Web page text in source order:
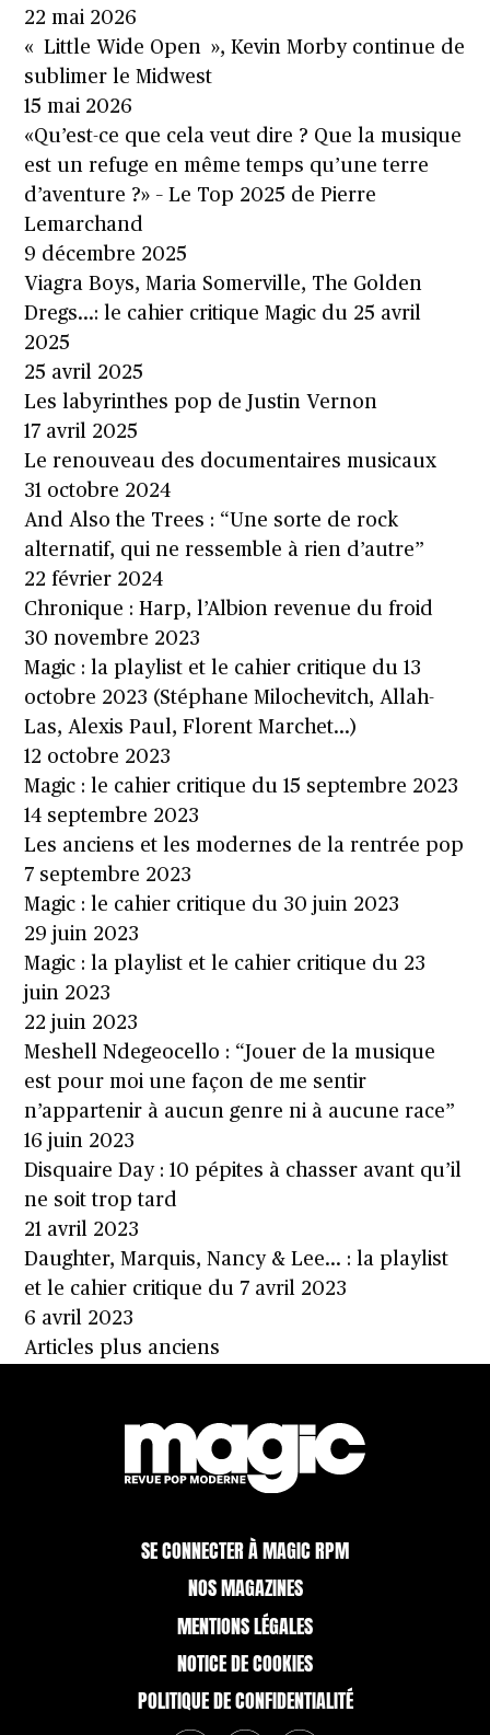
22 mai 2026
« Little Wide Open », Kevin Morby continue de
sublimer le Midwest
15 mai 2026
«Qu’est-ce que cela veut dire ? Que la musique
est un refuge en même temps qu’une terre
d’aventure ?» – Le Top 2025 de Pierre
Lemarchand
9 décembre 2025
Viagra Boys, Maria Somerville, The Golden
Dregs…: le cahier critique Magic du 25 avril
2025
25 avril 2025
Les labyrinthes pop de Justin Vernon
17 avril 2025
Le renouveau des documentaires musicaux
31 octobre 2024
And Also the Trees : “Une sorte de rock
alternatif, qui ne ressemble à rien d’autre”
22 février 2024
Chronique : Harp, l’Albion revenue du froid
30 novembre 2023
Magic : la playlist et le cahier critique du 13
octobre 2023 (Stéphane Milochevitch, Allah-
Las, Alexis Paul, Florent Marchet…)
12 octobre 2023
Magic : le cahier critique du 15 septembre 2023
14 septembre 2023
Les anciens et les modernes de la rentrée pop
7 septembre 2023
Magic : le cahier critique du 30 juin 2023
29 juin 2023
Magic : la playlist et le cahier critique du 23
juin 2023
22 juin 2023
Meshell Ndegeocello : “Jouer de la musique
est pour moi une façon de me sentir
n’appartenir à aucun genre ni à aucune race”
16 juin 2023
Disquaire Day : 10 pépites à chasser avant qu’il
ne soit trop tard
21 avril 2023
Daughter, Marquis, Nancy & Lee… : la playlist
et le cahier critique du 7 avril 2023
6 avril 2023
Navigation
Articles plus anciens
SE CONNECTER À MAGIC RPM
NOS MAGAZINES
MENTIONS LÉGALES
NOTICE DE COOKIES
POLITIQUE DE CONFIDENTIALITÉ